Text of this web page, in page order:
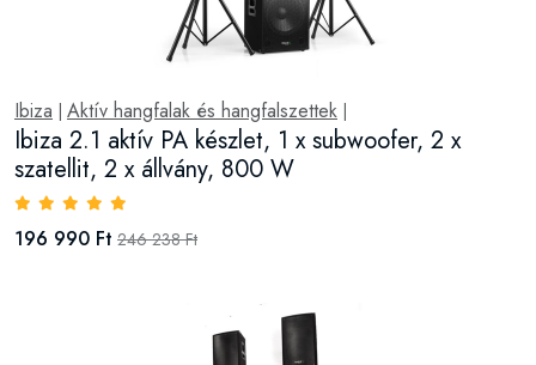
Ibiza Aktív hangfalak és hangfalszettek
Ibiza 2.1 aktív PA készlet, 1 x subwoofer, 2 x
szatellit, 2 x állvány, 800 W
196 990 Ft 246 238 Ft